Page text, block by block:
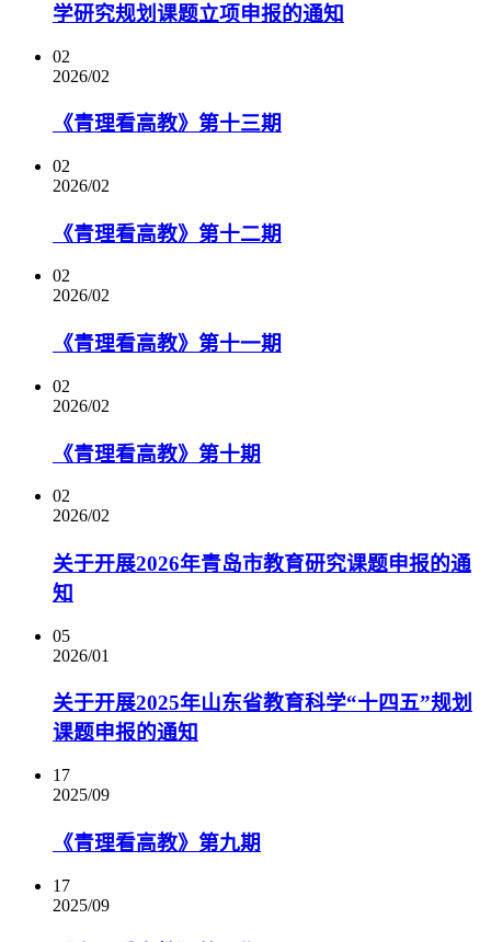
学研究规划课题立项申报的通知
02
2026/02
《青理看高教》第十三期
02
2026/02
《青理看高教》第十二期
02
2026/02
《青理看高教》第十一期
02
2026/02
《青理看高教》第十期
02
2026/02
关于开展2026年青岛市教育研究课题申报的通
知
05
2026/01
关于开展2025年山东省教育科学“十四五”规划
课题申报的通知
17
2025/09
《青理看高教》第九期
17
2025/09